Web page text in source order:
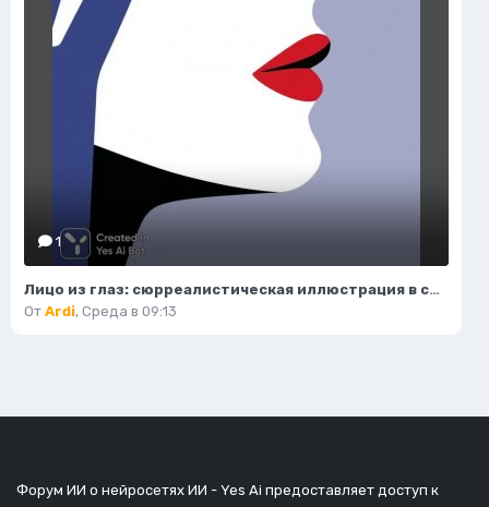
1
Лицо из глаз: сюрреалистическая иллюстрация в стиле минимализма. Нейронная сеть Миджорни
От Ardi, Среда в 09:13
Форум ИИ о нейросетях ИИ - Yes Ai предоставляет доступ к